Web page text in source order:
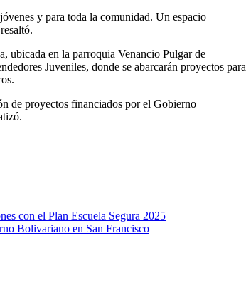
y para toda la comunidad. Un espacio
ubicada en la parroquia Venancio Pulgar de
Juveniles, donde se abarcarán proyectos para
de proyectos financiados por el Gobierno
con el Plan Escuela Segura 2025
Bolivariano en San Francisco